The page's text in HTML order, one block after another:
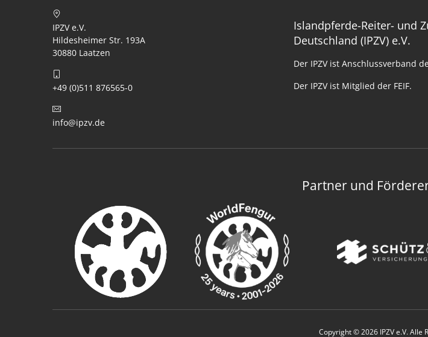
IPZV e.V.
Hildesheimer Str. 193A
30880 Laatzen
+49 (0)511 876565-0
info@ipzv.de
Islandpferde-Reiter- und
Deutschland (IPZV) e.V.
Der IPZV ist Anschlussverband
Der IPZV ist Mitglied der FEIF.
Partner und
Copyright © 2026 IPZV e.V. Alle